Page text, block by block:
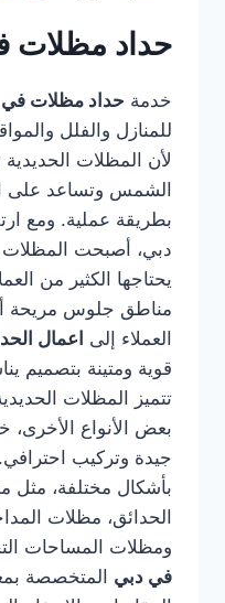
حداد مظلات
خدمة حداد مظلات
للمنازل والفلل
لأن المظلات
الشمس وتساعد على
بطريقة عملية. ومع
دبي، أصبحت المظلات
يحتاجها الكثير من
مناطق جلوس مريحة
العملاء إلى اعمال
قوية ومتينة بتصميم
تتميز المظلات
بعض الأنواع الأخرى،
جيدة وتركيب
بأشكال مختلفة، مثل
الحدائق، مظلات
ومظلات المساحات
في دبي المتخصصة